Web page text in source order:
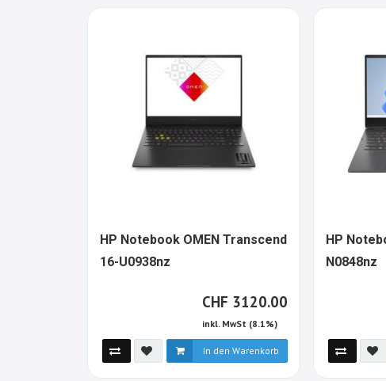
HP Notebook OMEN Transcend
16-U0938nz
CHF CHF
3120.00
inkl. MwSt (8.1%)
In den Warenkorb
HP
N0848nz